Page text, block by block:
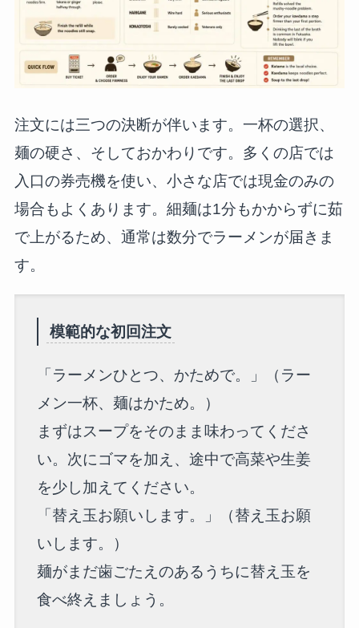
注文には三つの決断が伴います。一杯の選択、
麺の硬さ、そしておかわりです。多くの店では
入口の券売機を使い、小さな店では現金のみの
場合もよくあります。細麺は1分もかからずに茹
で上がるため、通常は数分でラーメンが届きま
す。
模範的な初回注文
「ラーメンひとつ、かためで。」（ラー
メン一杯、麺はかため。）
まずはスープをそのまま味わってくださ
い。次にゴマを加え、途中で高菜や生姜
を少し加えてください。
「替え玉お願いします。」（替え玉お願
いします。）
麺がまだ歯ごたえのあるうちに替え玉を
食べ終えましょう。